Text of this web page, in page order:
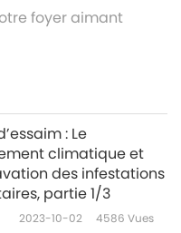
foyer aimant
: Le
climatique et
des infestations
partie 1/3
2023-10-02 4586 Vues